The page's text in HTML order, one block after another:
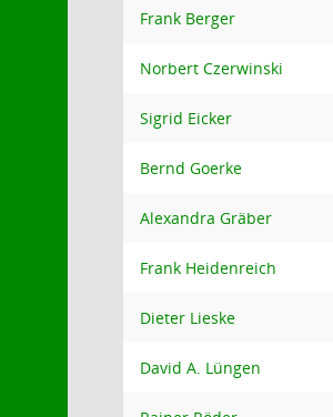
Frank Berger
Norbert Czerwinski
Sigrid Eicker
Bernd Goerke
Alexandra Gräber
Frank Heidenreich
Dieter Lieske
David A. Lüngen